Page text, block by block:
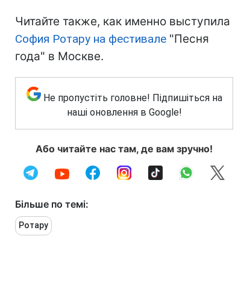
Читайте также, как именно выступила
София Ротару на фестивале "Песня
года" в Москве.
Не пропустіть головне! Підпишіться на
наші оновлення в Google!
Або читайте нас там, де вам зручно!
Більше по темі:
Ротару